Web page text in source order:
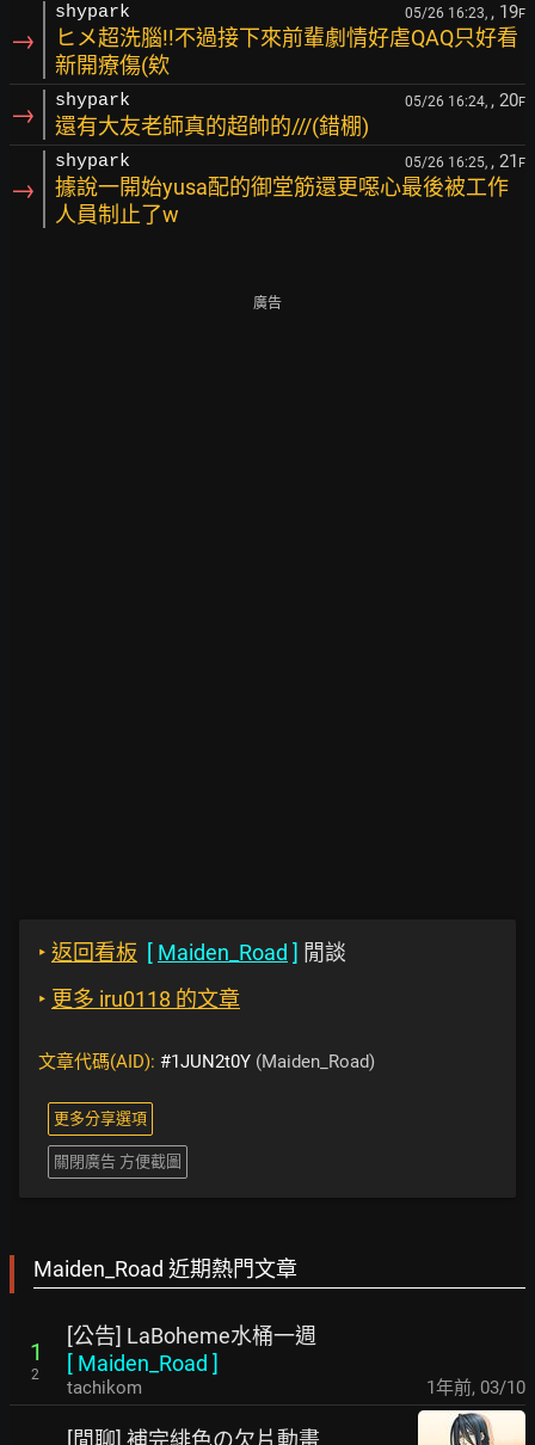
→
shypark 05/26 16:23, , 19F
ヒメ超洗腦!!不過接下來前輩劇情好虐QAQ只好看
新開療傷(欸
→ shypark 05/26 16:24, , 20F
還有大友老師真的超帥的///(錯棚)
→
shypark 05/26 16:25, , 21 F
據說一開始yusa配的御堂筋還更噁心最後被工作
人員制止了w
廣告
‣ 返回看板 [ Maiden_Road ] 閒談
‣ 更多 iru0118 的文章
文章代碼(AID): #1JUN2t0Y (Maiden_Road)
更多分享選項
關閉廣告 方便截圖
Maiden_Road 近期熱門文章
1
2
[公告] LaBoheme水桶一週
[ Maiden_Road ]
tachikom 1年前, 03/10
[閒聊] 補完緋色の欠片動畫